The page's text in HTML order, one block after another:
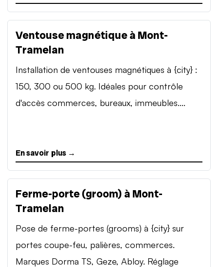
Ventouse magnétique à Mont-
Tramelan
Installation de ventouses magnétiques à {city} :
150, 300 ou 500 kg. Idéales pour contrôle
d'accès commerces, bureaux, immeubles....
En savoir plus →
Ferme-porte (groom) à Mont-
Tramelan
Pose de ferme-portes (grooms) à {city} sur
portes coupe-feu, palières, commerces.
Marques Dorma TS, Geze, Abloy. Réglage